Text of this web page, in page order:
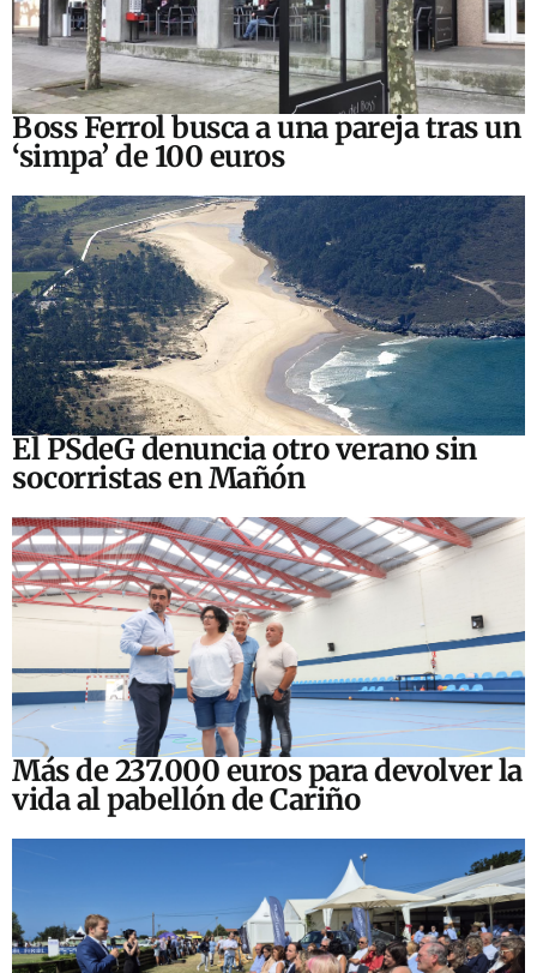
Boss Ferrol busca a una pareja tras un
‘simpa’ de 100 euros
El PSdeG denuncia otro verano sin
socorristas en Mañón
Más de 237.000 euros para devolver la
vida al pabellón de Cariño